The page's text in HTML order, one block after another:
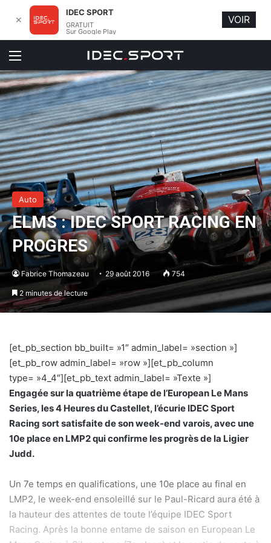
Menu
Auto
ELMS : IDEC SPORT RACING EN
PROGRES
Fabrice Thomazeau 29 août 2016 754
2 minutes de lecture
[et_pb_section bb_built= »1″ admin_label= »section »]
[et_pb_row admin_label= »row »][et_pb_column
type= »4_4″][et_pb_text admin_label= »Texte »]
Engagée sur la quatrième étape de l’European Le Mans
Series, les 4 Heures du Castellet, l’écurie IDEC Sport
Racing sort satisfaite de son week-end varois, avec une
10e place en LMP2 qui confirme les progrès de la Ligier
Judd.
Un 7e temps en qualifications, une 10e place au final en
LMP2, le week-end ensoleillé sur le Paul-Ricard aura été à
la hauteur des attentes de toute l’équipe IDEC Sport
Racing. Après la bonne entame de saison en European Le
✕
IDEC SPORT
GRATUIT
Sur Google Play
VOIR